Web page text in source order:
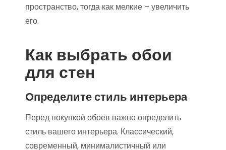
пространство, тогда как мелкие – увеличить
его.
Как выбрать обои
для стен
Определите стиль интерьера
Перед покупкой обоев важно определить
стиль вашего интерьера. Классический,
современный, минималистичный или